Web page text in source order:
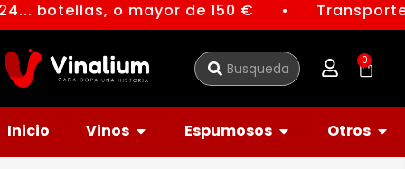
botellas, o mayor de 150 € ●
0
Inicio Vinos Espumosos Otros